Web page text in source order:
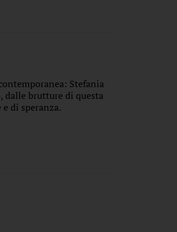
Stefania
dalle brutture di questa
di speranza.